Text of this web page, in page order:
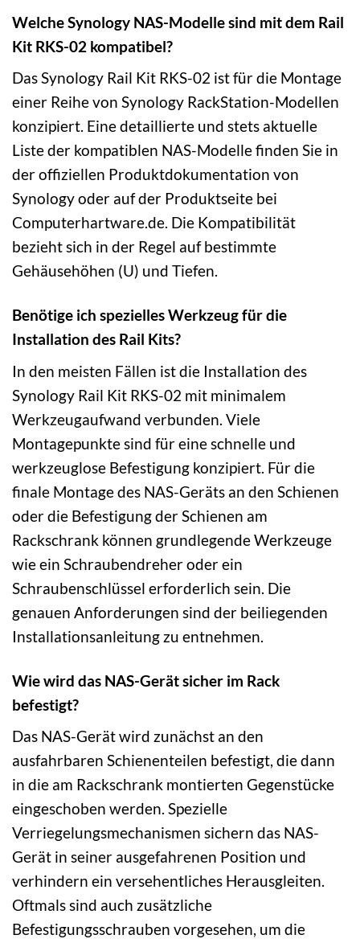
Welche Synology NAS-Modelle sind mit dem Rail
Kit RKS-02 kompatibel?
Das Synology Rail Kit RKS-02 ist für die Montage
einer Reihe von Synology RackStation-Modellen
konzipiert. Eine detaillierte und stets aktuelle
Liste der kompatiblen NAS-Modelle finden Sie in
der offiziellen Produktdokumentation von
Synology oder auf der Produktseite bei
Computerhartware.de. Die Kompatibilität
bezieht sich in der Regel auf bestimmte
Gehäusehöhen (U) und Tiefen.
Benötige ich spezielles Werkzeug für die
Installation des Rail Kits?
In den meisten Fällen ist die Installation des
Synology Rail Kit RKS-02 mit minimalem
Werkzeugaufwand verbunden. Viele
Montagepunkte sind für eine schnelle und
werkzeuglose Befestigung konzipiert. Für die
finale Montage des NAS-Geräts an den Schienen
oder die Befestigung der Schienen am
Rackschrank können grundlegende Werkzeuge
wie ein Schraubendreher oder ein
Schraubenschlüssel erforderlich sein. Die
genauen Anforderungen sind der beiliegenden
Installationsanleitung zu entnehmen.
Wie wird das NAS-Gerät sicher im Rack
befestigt?
Das NAS-Gerät wird zunächst an den
ausfahrbaren Schienenteilen befestigt, die dann
in die am Rackschrank montierten Gegenstücke
eingeschoben werden. Spezielle
Verriegelungsmechanismen sichern das NAS-
Gerät in seiner ausgefahrenen Position und
verhindern ein versehentliches Herausgleiten.
Oftmals sind auch zusätzliche
Befestigungsschrauben vorgesehen, um die